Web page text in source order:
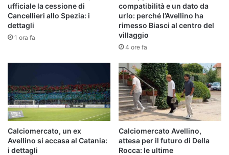
ufficiale la cessione di
Cancellieri allo Spezia: i
dettagli
1 ora fa
compatibilità e un dato da
urlo: perché l’Avellino ha
rimesso Biasci al centro del
villaggio
4 ore fa
Calciomercato, un ex
Avellino si accasa al Catania:
i dettagli
Calciomercato Avellino,
attesa per il futuro di Della
Rocca: le ultime